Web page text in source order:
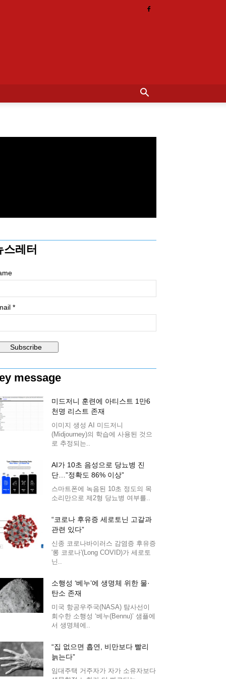
스레터
*
message
미드저니 훈련에 아티스트 1만6
천명 리스트 존재
이미지 생성 AI 미드저니
(Midjourney)의 학습에 사용된 것으
로 추정되는..
AI가 10초 음성으로 당뇨병 진
단…”정확도 86% 이상”
스마트폰에 녹음된 10초 정도의 목
소리만으로 제2형 당뇨병 여부를..
“코로나 후유증 세로토닌 고갈과
관련 있다”
신종 코로나바이러스 감염증 후유증
'롱 코로나'(Long COVID)가 세로토
닌..
소행성 ‘베누’에 생명체 위한 물·
탄소 존재
미국 항공우주국(NASA) 탐사선이
회수한 소행성 ‘베누(Bennu)’ 샘플에
서 생명체에..
“집 없으면 흡연, 비만보다 빨리
늙는다”
임대주택 거주자가 자가 소유자보다